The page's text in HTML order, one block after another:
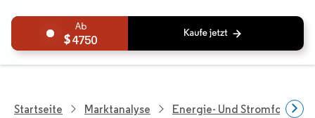
4750
Startseite Marktanalyse Energie- Und